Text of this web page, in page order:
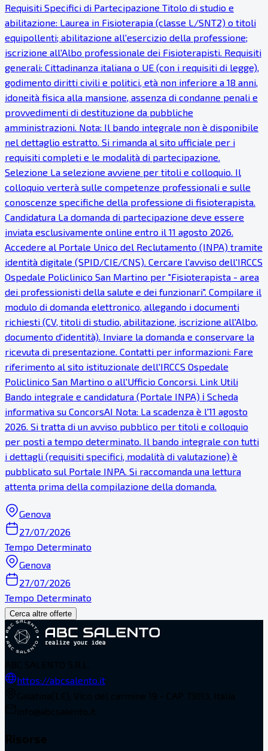
Requisiti Specifici di Partecipazione Titolo di studio e
abilitazione: Laurea in Fisioterapia (classe L/SNT2) o titoli
equipollenti; abilitazione all'esercizio della professione;
iscrizione all'Albo professionale dei Fisioterapisti. Requisiti
generali: Cittadinanza italiana o UE (con i requisiti di legge),
godimento diritti civili e politici, età non inferiore a 18 anni,
idoneità fisica alla mansione, assenza di condanne penali e
provvedimenti di destituzione da pubbliche
amministrazioni. Nota: Il bando integrale non è disponibile
nel dettaglio estratto. Si rimanda al sito ufficiale per i
requisiti completi e le modalità di partecipazione.
Selezione La selezione avviene per titoli e colloquio. Il
colloquio verterà sulle competenze professionali e sulle
conoscenze specifiche della professione di fisioterapista.
Candidatura La domanda di partecipazione deve essere
inviata esclusivamente online entro il 11 agosto 2026.
Accedere al Portale Unico del Reclutamento (INPA) tramite
identità digitale (SPID/CIE/CNS). Cercare l'avviso dell'IRCCS
Ospedale Policlinico San Martino per "Fisioterapista - area
dei professionisti della salute e dei funzionari". Compilare il
modulo di domanda elettronico, allegando i documenti
richiesti (CV, titoli di studio, abilitazione, iscrizione all'Albo,
documento d'identità). Inviare la domanda e conservare la
ricevuta di presentazione. Contatti per informazioni: Fare
riferimento al sito istituzionale dell'IRCCS Ospedale
Policlinico San Martino o all'Ufficio Concorsi. Link Utili
Bando integrale e candidatura (Portale INPA) ℹ Scheda
informativa su ConcorsAI Nota: La scadenza è l'11 agosto
2026. Si tratta di un avviso pubblico per titoli e colloquio
per posti a tempo determinato. Il bando integrale con tutti
i dettagli (requisiti specifici, modalità di valutazione) è
pubblicato sul Portale INPA. Si raccomanda una lettura
attenta prima della compilazione della domanda.
Genova
27/07/2026
Tempo Determinato
Genova
27/07/2026
Tempo Determinato
Cerca altre offerte
https://abcsalento.it